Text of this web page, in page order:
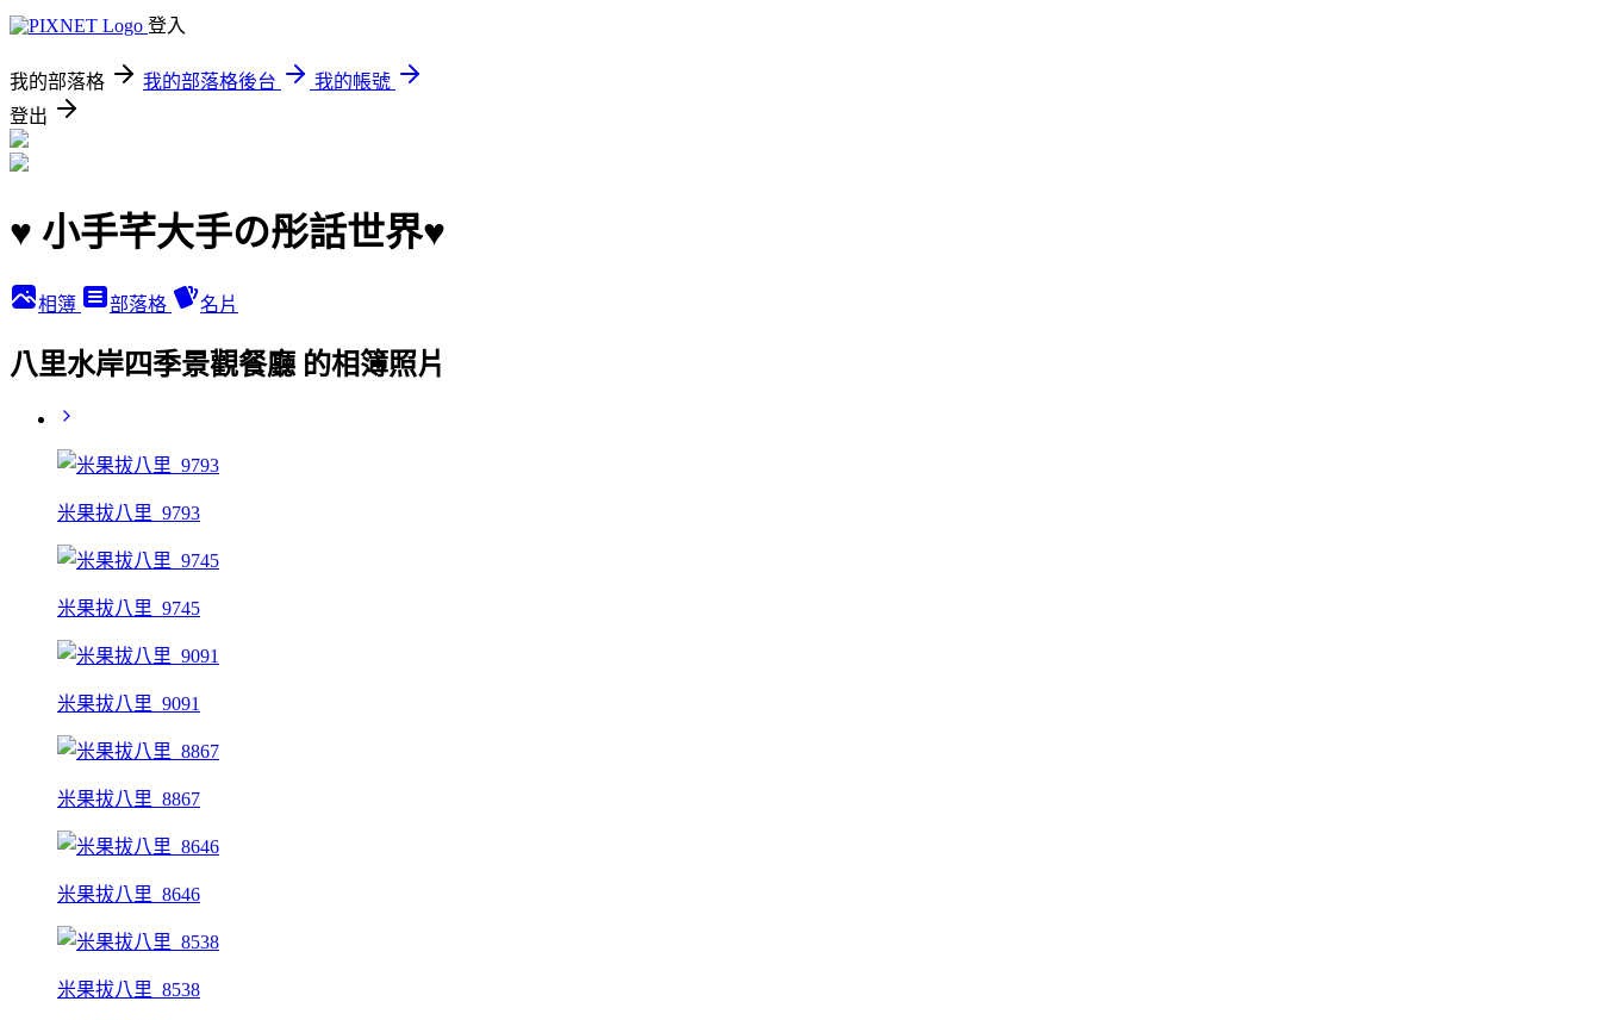
登入
我的部落格 我的部落格後台
我的帳號
登出
♥ 小手芊大手の彤話世界♥
相簿 部落格 名片
八里水岸四季景觀餐廳 的相簿照片
米果拔八里_9793
米果拔八里_9745
米果拔八里_9091
米果拔八里_8867
米果拔八里_8646
米果拔八里_8538